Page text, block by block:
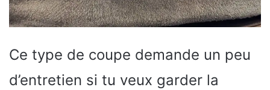
Ce type de coupe demande un peu
d’entretien si tu veux garder la